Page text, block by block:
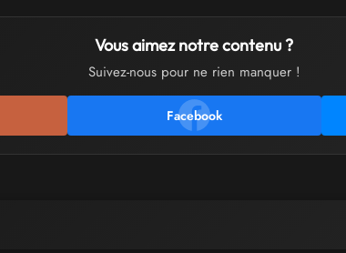
Vous aimez notre contenu ?
Suivez-nous pour ne rien manquer !
Facebook